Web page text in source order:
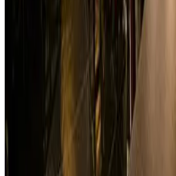
Si en Alemania la cerveza es un símbolo
Ibagué es toda una pasión gracias a
inspirado en la cultura inglesa, con un
ciudad. Tiene para ti exclusivas
nacionales, exquisita comida, una
bebidas y la mejor música de Rock y
pasar grandes momentos de Rock Star